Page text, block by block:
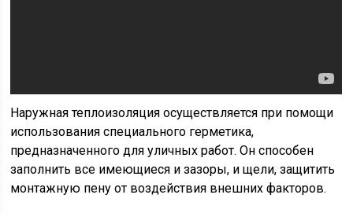
Наружная теплоизоляция осуществляется при помощи
использования специального герметика,
предназначенного для уличных работ. Он способен
заполнить все имеющиеся и зазоры, и щели, защитить
монтажную пену от воздействия внешних факторов.